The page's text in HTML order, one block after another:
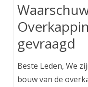
gevraagd
Beste Leden, We
bouw van de